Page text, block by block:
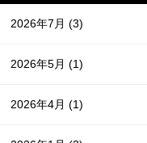
2026年7月(3)
2026年5月(1)
2026年4月(1)